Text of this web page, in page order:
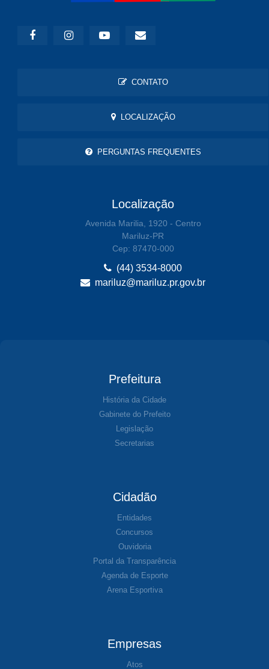
CONTATO
LOCALIZAÇÃO
PERGUNTAS FREQUENTES
Localização
Avenida Marilia, 1920 - Centro
Mariluz-PR
Cep: 87470-000
(44) 3534-8000
mariluz@mariluz.pr.gov.br
Prefeitura
História da Cidade
Gabinete do Prefeito
Legislação
Secretarias
Cidadão
Entidades
Concursos
Ouvidoria
Portal da Transparência
Agenda de Esporte
Arena Esportiva
Empresas
Atos